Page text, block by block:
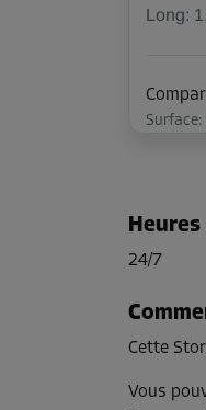
Long:
Surface:
Volume:
24/7
Cette
Vous